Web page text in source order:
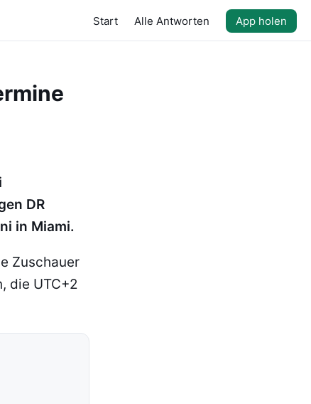
Start Alle Antworten App holen
DR
in Miami.
Zuschauer
die UTC+2